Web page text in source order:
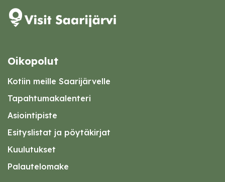
Oikopolut
Kotiin meille Saarijärvelle
Tapahtumakalenteri
Asiointipiste
Esityslistat ja pöytäkirjat
Kuulutukset
Palautelomake